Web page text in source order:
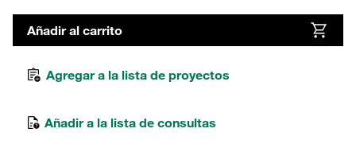
Añadir al carrito
Agregar a la lista de proyectos
Añadir a la lista de consultas